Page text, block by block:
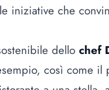
iniziative che
dello chef
così come